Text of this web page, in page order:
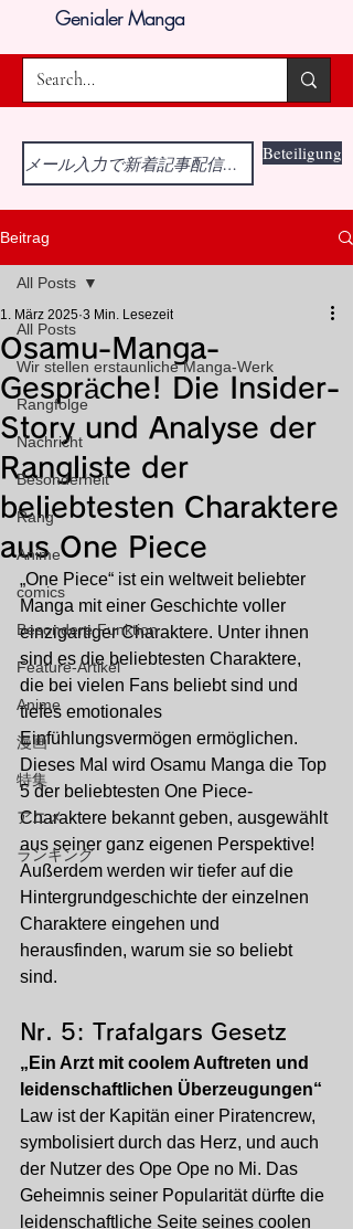
Genialer Manga
Beteiligung
Beitrag
All Posts
Wir stellen erstaunliche Manga-Werk
Rangfolge
Nachricht
Besonderheit
Rang
Anime
comics
Besondere Funktion
Feature-Artikel
Anime
漫画
特集
アニメ
ランキング
All Posts
Osamu-Manga-
Gespräche! Die Insider-
Story und Analyse der
Rangliste der
beliebtesten Charaktere
aus One Piece
1. März 2025 3 Min. Lesezeit
„One Piece“ ist ein weltweit beliebter
Manga mit einer Geschichte voller
einzigartiger Charaktere. Unter ihnen
sind es die beliebtesten Charaktere,
die bei vielen Fans beliebt sind und
tiefes emotionales
Einfühlungsvermögen ermöglichen.
Dieses Mal wird Osamu Manga die Top
5 der beliebtesten One Piece-
Charaktere bekannt geben, ausgewählt
aus seiner ganz eigenen Perspektive!
Außerdem werden wir tiefer auf die
Hintergrundgeschichte der einzelnen
Charaktere eingehen und
herausfinden, warum sie so beliebt
sind.
Nr. 5: Trafalgars Gesetz
„Ein Arzt mit coolem Auftreten und
leidenschaftlichen Überzeugungen“
Law ist der Kapitän einer Piratencrew,
symbolisiert durch das Herz, und auch
der Nutzer des Ope Ope no Mi. Das
Geheimnis seiner Popularität dürfte die
leidenschaftliche Seite seines coolen